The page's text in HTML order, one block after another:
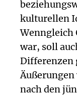
kulturellen
Wenngleich
war, soll
Differenzen
nach den